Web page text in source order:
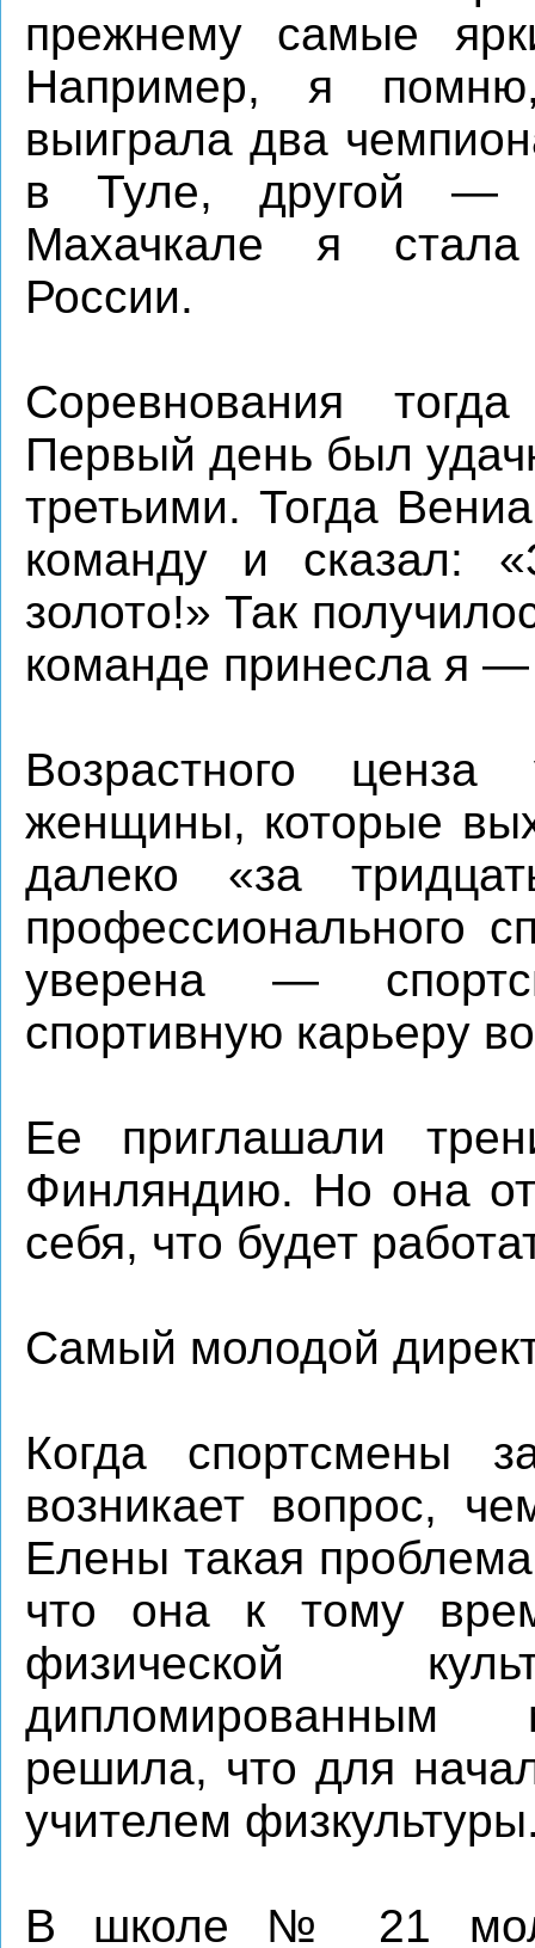
прежнему самые
Например, я
выиграла два
в Туле, другой —
Махачкале я стала
России.
Соревнования
Первый день был
третьими. Тогда
команду и сказал:
золото!» Так
команде принесла я
Возрастного
женщины, которые
далеко «за
профессионального
уверена —
спортивную карьеру
Ее приглашали
Финляндию. Но она
себя, что будет
Самый молодой
Когда спортсмены
возникает вопрос,
Елены такая
что она к тому
физической
дипломированным
решила, что для
учителем
В школе № 21